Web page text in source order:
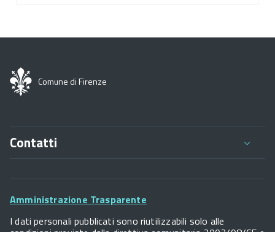
Comune di Firenze
Contatti
Palazzo Vecchio
P.IVA 01307110484
Footer
Amministrazione Trasparente
I dati personali pubblicati sono riutilizzabili solo alle